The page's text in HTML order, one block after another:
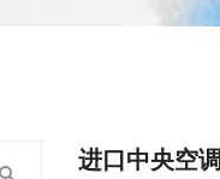
进口中央空调